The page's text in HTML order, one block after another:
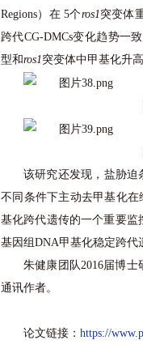
Regions）在 5个ros1突变体
跨代CG-DMCs变化趋势一
型和ros1突变体中甲基化升
该研究还发现，盐胁迫
不同条件下主动去甲基化在
基化跨代遗传的一个重要
基因组DNA甲基化稳定跨代
朱健康团队2016届博
通讯作者。
论文链接： https://